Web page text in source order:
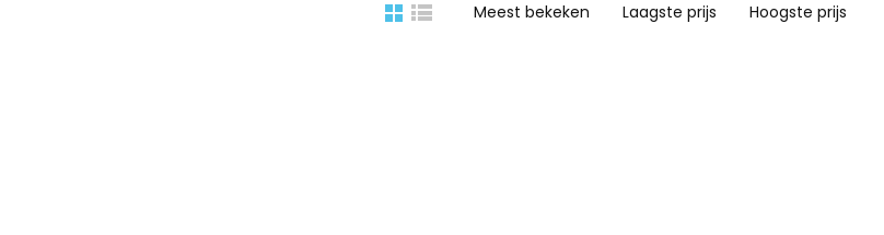
Meest bekeken Laagste prijs Hoogste prijs